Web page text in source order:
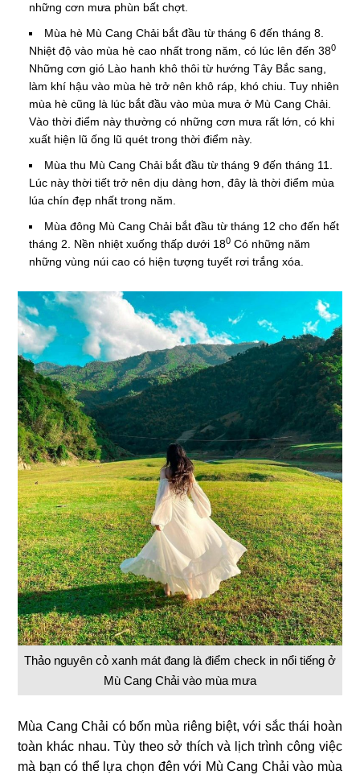
những cơn mưa phùn bất chợt.
Mùa hè Mù Cang Chải bắt đầu từ tháng 6 đến tháng 8.
Nhiệt độ vào mùa hè cao nhất trong năm, có lúc lên đến 380
Những cơn gió Lào hanh khô thôi từ hướng Tây Bắc sang,
làm khí hậu vào mùa hè trở nên khô ráp, khó chiu. Tuy nhiên
mùa hè cũng là lúc bắt đầu vào mùa mưa ở Mù Cang Chải.
Vào thời điểm này thường có những cơn mưa rất lớn, có khi
xuất hiện lũ ống lũ quét trong thời điểm này.
Mùa thu Mù Cang Chải bắt đầu từ tháng 9 đến tháng 11.
Lúc này thời tiết trở nên dịu dàng hơn, đây là thời điểm mùa
lúa chín đẹp nhất trong năm.
Mùa đông Mù Cang Chải bắt đầu từ tháng 12 cho đến hết
tháng 2. Nền nhiệt xuống thấp dưới 180 Có những năm
những vùng núi cao có hiện tượng tuyết rơi trắng xóa.
Thảo nguyên cỏ xanh mát đang là điểm check in nổi tiếng ở
Mù Cang Chải vào mùa mưa
Mùa Cang Chải có bốn mùa riêng biệt, với sắc thái hoàn
toàn khác nhau. Tùy theo sở thích và lịch trình công việc
mà bạn có thể lựa chọn đên với Mù Cang Chải vào mùa